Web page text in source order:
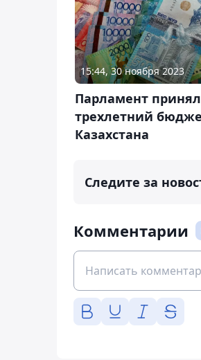
15:44, 30 ноября 2023
Парламент принял
трехлетний
Казахстана
Следите за
Комментарии